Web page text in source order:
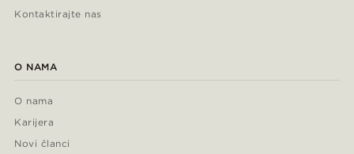
Kontaktirajte nas
O NAMA
O nama
Karijera
Novi članci